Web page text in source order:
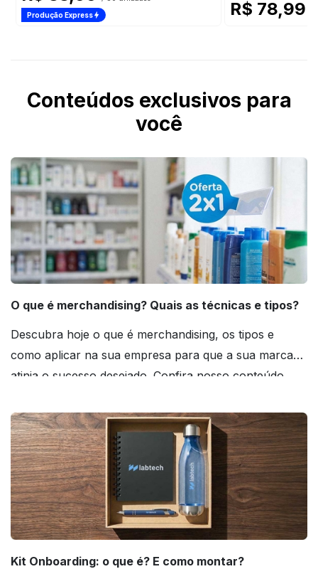
Produção Express R$ 78,99
Conteúdos exclusivos para
você
O que é merchandising? Quais as técnicas e tipos?
Descubra hoje o que é merchandising, os tipos e
como aplicar na sua empresa para que a sua marca
atinja o sucesso desejado. Confira nosso conteúdo
Kit Onboarding: o que é? E como montar?